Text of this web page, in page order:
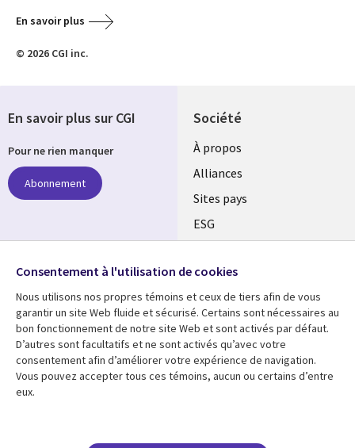
En savoir plus
© 2026 CGI inc.
Société
À propos
Alliances
Sites pays
ESG
Fusions
Salle de presse
Ressources
Articles
Support
En savoir plus sur CGI
Pour ne rien manquer
Abonnement
Suivez-nous
Social
Media
Global
FR
Consentement à l'utilisation de cookies
Nous utilisons nos propres témoins et ceux de tiers afin de vous
garantir un site Web fluide et sécurisé. Certains sont nécessaires au
bon fonctionnement de notre site Web et sont activés par défaut.
D’autres sont facultatifs et ne sont activés qu’avec votre
consentement afin d’améliorer votre expérience de navigation.
Vous pouvez accepter tous ces témoins, aucun ou certains d’entre
eux.